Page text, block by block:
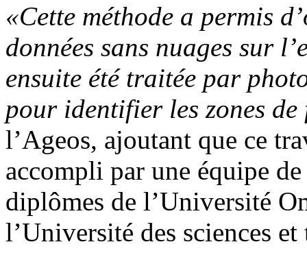
«Cette méthode a permis
données sans nuages sur
ensuite été traitée par
pour identifier les zones
l’Ageos, ajoutant que ce
accompli par une équipe
diplômes de l’Université
l’Université des sciences